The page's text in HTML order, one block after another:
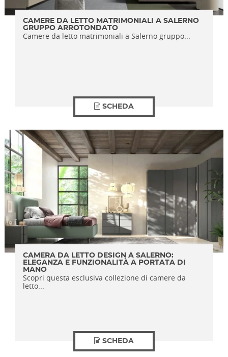
CAMERE DA LETTO MATRIMONIALI A SALERNO
GRUPPO ARROTONDATO
Camere da letto matrimoniali a Salerno gruppo...
SCHEDA
CAMERA DA LETTO DESIGN A SALERNO:
ELEGANZA E FUNZIONALITÀ A PORTATA DI
MANO
Scopri questa esclusiva collezione di camere da
letto...
SCHEDA